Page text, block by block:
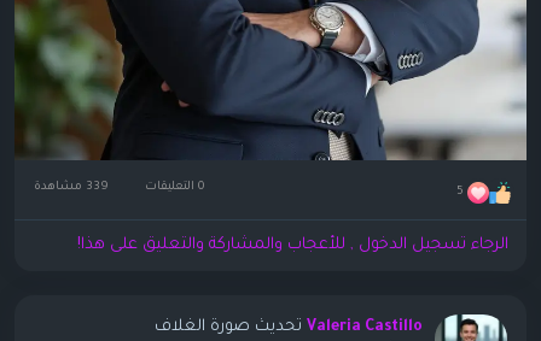
5 0 التعليقات
الرجاء تسجيل الدخول , للأعجاب والمشاركة والتعليق على هذا!
Valeria Castillo تحديث صورة الغلاف